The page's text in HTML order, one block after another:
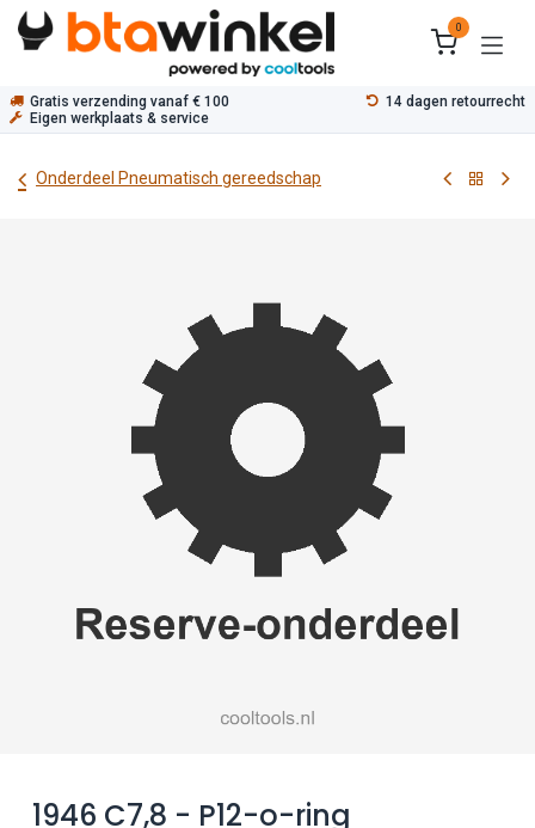
Overslaan naar inhoud
0
Gratis verzending vanaf € 100
14 dagen retourrecht
Eigen werkplaats & service
Onderdeel Pneumatisch gereedschap
1946 C7,8 - P12-o-ring